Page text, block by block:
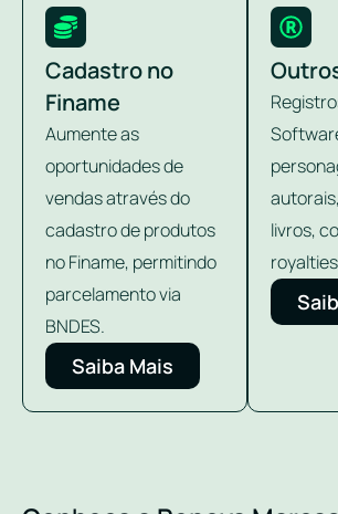
Cadastro no
Finame
Aumente as
oportunidades de
vendas através do
cadastro de produtos
no Finame, permitindo
parcelamento via
BNDES.
Saiba Mais
livros,